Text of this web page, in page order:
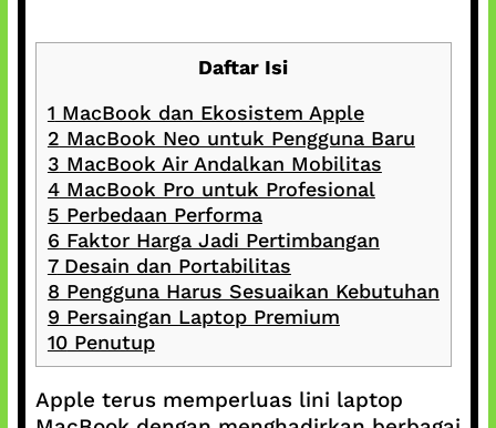
Daftar Isi
1 MacBook dan Ekosistem Apple
2 MacBook Neo untuk Pengguna Baru
3 MacBook Air Andalkan Mobilitas
4MacBook Pro untuk Profesional
5 Perbedaan Performa
6 Faktor Harga Jadi Pertimbangan
7Desain dan Portabilitas
8 Pengguna Harus Sesuaikan Kebutuhan
9 Persaingan Laptop Premium
10Penutup
Apple terus memperluas lini laptop